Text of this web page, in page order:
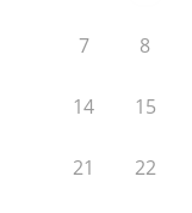
7 8
14 15
21 22